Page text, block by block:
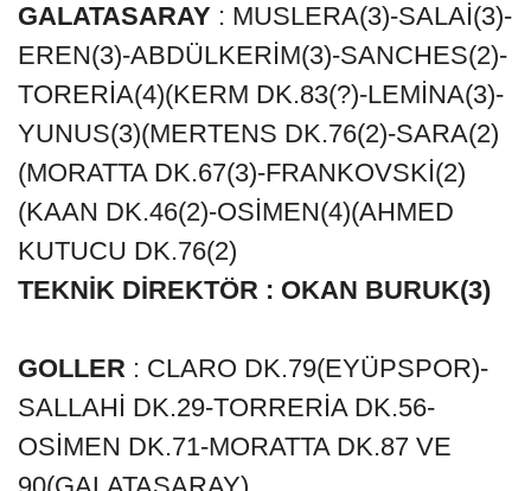
GALATASARAY : MUSLERA(3)-SALAİ(3)-
EREN(3)-ABDÜLKERİM(3)-SANCHES(2)-
TORERİA(4)(KERM DK.83(?)-LEMİNA(3)-
YUNUS(3)(MERTENS DK.76(2)-SARA(2)
(MORATTA DK.67(3)-FRANKOVSKİ(2)
(KAAN DK.46(2)-OSİMEN(4)(AHMED
KUTUCU DK.76(2)
TEKNİK DİREKTÖR : OKAN BURUK(3)
GOLLER : CLARO DK.79(EYÜPSPOR)-
SALLAHİ DK.29-TORRERİA DK.56-
OSİMEN DK.71-MORATTA DK.87 VE